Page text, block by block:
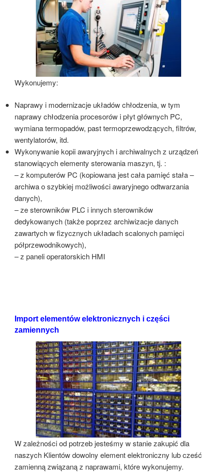
Wykonujemy:
Naprawy i modernizacje układów chłodzenia, w tym
naprawy chłodzenia procesorów i płyt głównych PC,
wymiana termopadów, past termoprzewodzących, filtrów,
wentylatorów, itd.
Wykonywanie kopii awaryjnych i archiwalnych z urządzeń
stanowiących elementy sterowania maszyn, tj. :
– z komputerów PC (kopiowana jest cała pamięć stała –
archiwa o szybkiej możliwości awaryjnego odtwarzania
danych),
– ze sterowników PLC i innych sterowników
dedykowanych (także poprzez archiwizacje danych
zawartych w fizycznych układach scalonych pamięci
półprzewodnikowych),
– z paneli operatorskich HMI
Import elementów elektronicznych i części
zamiennych
W zależności od potrzeb jesteśmy w stanie zakupić dla
naszych Klientów dowolny element elektroniczny lub cześć
zamienną związaną z naprawami, które wykonujemy.